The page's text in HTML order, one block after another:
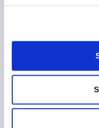
Olen lukenut
henkilötietojeni
TILAA